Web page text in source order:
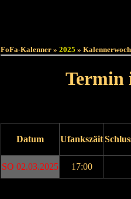
FoFa-Kalenner » 2025 »
Termin
Datum Ufankszäit
SO 02.03.2025 17:00